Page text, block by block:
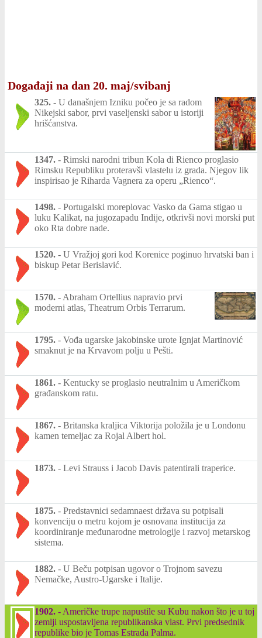
Događaji na dan 20. maj/svibanj
325. - U današnjem Izniku počeo je sa radom
Nikejski sabor, prvi vaseljenski sabor u istoriji
hrišćanstva.
1347. - Rimski narodni tribun Kola di Rienco proglasio
Rimsku Republiku proteravši vlastelu iz grada. Njegov lik
inspirisao je Riharda Vagnera za operu „Rienco“.
1498. - Portugalski moreplovac Vasko da Gama stigao u
luku Kalikat, na jugozapadu Indije, otkrivši novi morski put
oko Rta dobre nade.
1520. - U Vražjoj gori kod Korenice poginuo hrvatski ban i
biskup Petar Berislavić.
1570. - Abraham Ortellius napravio prvi
moderni atlas, Theatrum Orbis Terrarum.
1795. - Vođa ugarske jakobinske urote Ignjat Martinović
smaknut je na Krvavom polju u Pešti.
1861. - Kentucky se proglasio neutralnim u Američkom
građanskom ratu.
1867. - Britanska kraljica Viktorija položila je u Londonu
kamen temeljac za Rojal Albert hol.
1873. - Levi Strauss i Jacob Davis patentirali traperice.
1875. - Predstavnici sedamnaest država su potpisali
konvenciju o metru kojom je osnovana institucija za
koordiniranje međunarodne metrologije i razvoj metarskog
sistema.
1882. - U Beču potpisan ugovor o Trojnom savezu
Nemačke, Austro-Ugarske i Italije.
1902. - Američke trupe napustile su Kubu nakon što je u toj
zemlji uspostavljena republikanska vlast. Prvi predsednik
republike bio je Tomas Estrada Palma.